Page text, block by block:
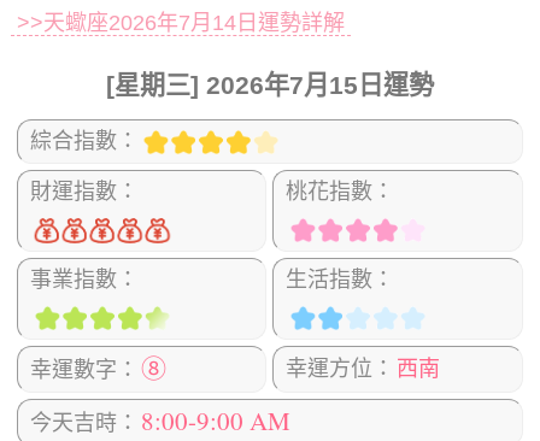
>>天蠍座2026年7月14日運勢詳解
[星期三] 2026年7月15日運勢
綜合指數：
財運指數： 桃花指數：
事業指數： 生活指數：
幸運數字： ⑧ 幸運方位： 西南
今天吉時： 8:00-9:00 AM